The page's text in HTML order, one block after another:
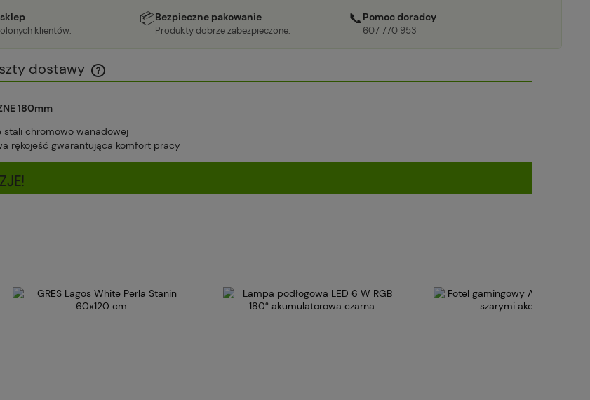
klientów.
📦Bezpieczne pakowanie
Produkty dobrze zabezpieczone.
📞Pomoc doradcy
607 770 953
dostawy
180mm
stali chromowo wanadowej
rękojeść gwarantująca komfort pracy